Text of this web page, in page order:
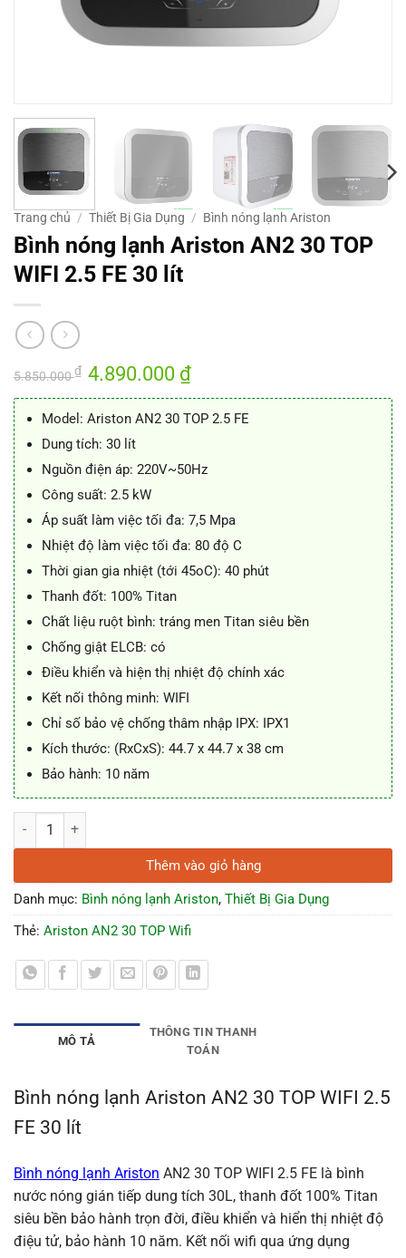
Trang chủ / Thiết Bị Gia Dụng / Bình nóng lạnh Ariston
Bình nóng lạnh Ariston AN2 30 TOP
WIFI 2.5 FE 30 lít
5.850.000₫ Giá
gốc
là:
4.890.000 ₫Giá
tại
4.890.000 ₫.
Model: Ariston AN2 30 TOP 2.5 FE
Dung tích: 30 lít
Nguồn điện áp: 220V~50Hz
Công suất: 2.5 kW
Áp suất làm việc tối đa: 7,5 Mpa
Nhiệt độ làm việc tối đa: 80 độ C
Thời gian gia nhiệt (tới 45oC): 40 phút
Thanh đốt: 100% Titan
Chất liệu ruột bình: tráng men Titan siêu bền
Chống giật ELCB: có
Điều khiển và hiện thị nhiệt độ chính xác
Kết nối thông minh: WIFI
Chỉ số bảo vệ chống thâm nhập IPX: IPX1
Kích thước: (RxCxS): 44.7 x 44.7 x 38 cm
Bảo hành: 10 năm
Bình nóng lạnh Ariston AN2 30 TOP WIFI 2.5 FE 30 lít số lượng
Thêm vào giỏ hàng
Danh mục: Bình nóng lạnh Ariston, Thiết Bị Gia Dụng
Thẻ: Ariston AN2 30 TOP Wifi
MÔ TẢ
THÔNG TIN THANH
TOÁN
Bình nóng lạnh Ariston AN2 30 TOP WIFI 2.5
FE 30 lít
Bình nóng lạnh Ariston AN2 30 TOP WIFI 2.5 FE là bình
nước nóng gián tiếp dung tích 30L, thanh đốt 100% Titan
siêu bền bảo hành trọn đời, điều khiển và hiển thị nhiệt độ
điệu tử, bảo hành 10 năm. Kết nối wifi qua ứng dụng